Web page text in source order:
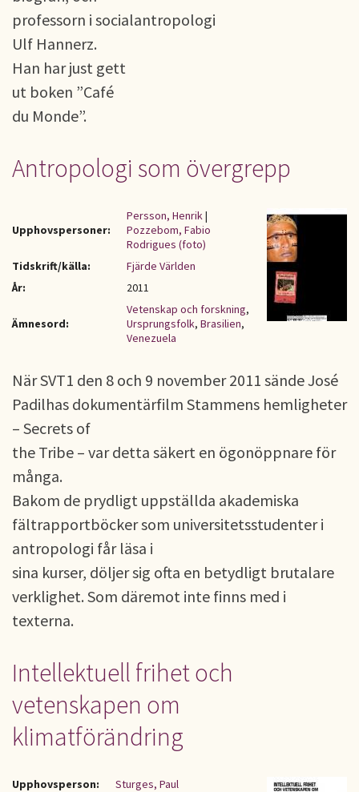
professorn i socialantropologi
Ulf Hannerz.
Han har just gett
ut boken ”Café
du Monde”.
Antropologi som övergrepp
Upphovspersoner:
Persson, Henrik|
Pozzebom, Fabio
Rodrigues (foto)
Tidskrift/källa:
Fjärde Världen
År:
2011
Ämnesord:
Vetenskap och forskning,
Ursprungsfolk, Brasilien,
Venezuela
När SVT1 den 8 och 9 november 2011 sände José
Padilhas dokumentärfilm Stammens hemligheter
– Secrets of
the Tribe – var detta säkert en ögonöppnare för
många.
Bakom de prydligt uppställda akademiska
fältrapportböcker som universitetsstudenter i
antropologi får läsa i
sina kurser, döljer sig ofta en betydligt brutalare
verklighet. Som däremot inte finns med i
texterna.
Intellektuell frihet och
vetenskapen om
klimatförändring
Upphovsperson:
Sturges, Paul